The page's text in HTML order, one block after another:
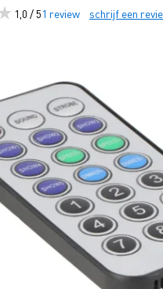
1,0 / 51 review schrijf een